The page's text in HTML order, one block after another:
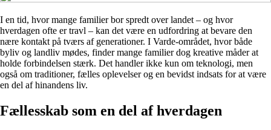
I en tid, hvor mange familier bor spredt over landet – og hvor
hverdagen ofte er travl – kan det være en udfordring at bevare den
nære kontakt på tværs af generationer. I Varde-området, hvor både
byliv og landliv mødes, finder mange familier dog kreative måder at
holde forbindelsen stærk. Det handler ikke kun om teknologi, men
også om traditioner, fælles oplevelser og en bevidst indsats for at være
en del af hinandens liv.
Fællesskab som en del af hverdagen